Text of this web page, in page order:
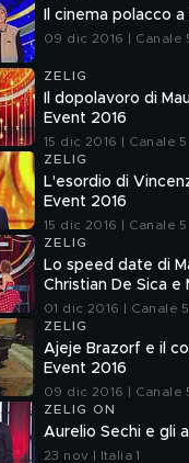
Il cinema polacco
09 dic 2016 | Canale
ZELIG
Il dopolavoro di
Event 2016
15 dic 2016 | Canale 5
ZELIG
L'esordio di
Event 2016
15 dic 2016 | Canale 5
ZELIG
Lo speed date di
Christian De Sica e
Zelig Event 2016
01 dic 2016 | Canale 5
ZELIG
Ajeje Brazorf e il
Event 2016
09 dic 2016 | Canale
ZELIG ON
Aurelio Sechi e gli
23 nov | Italia 1